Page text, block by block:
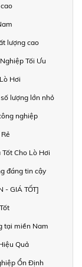
lượng cao
Tối Ưu
Hơi
lượng lớn nhỏ
nghiệp
Cho Lò Hơi
đáng tin cậy
- GIÁ TỐT]
tại miền Nam
Quả
Ổn Định